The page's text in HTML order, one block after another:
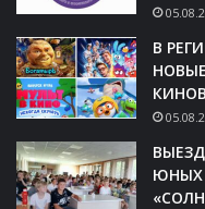
В
ЮНЫХ